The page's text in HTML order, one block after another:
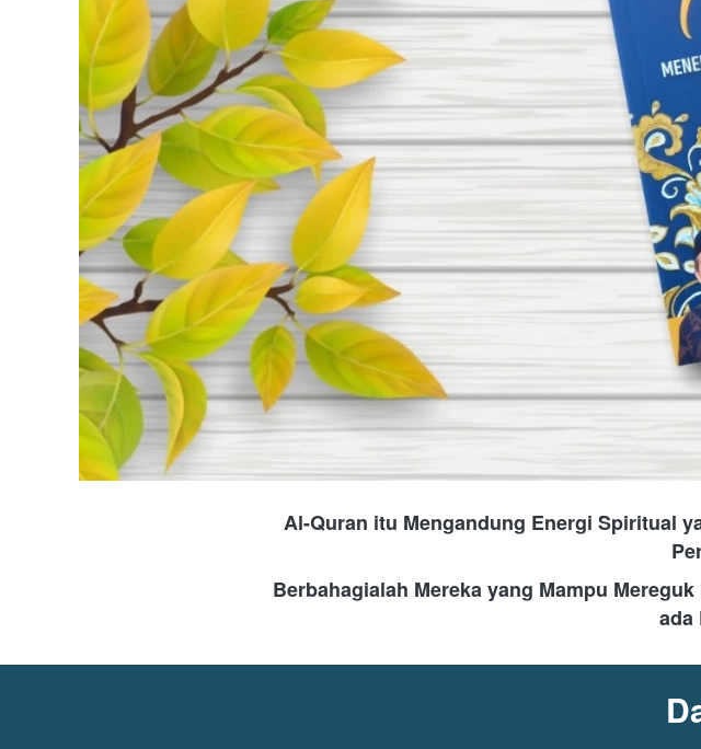
Al-Quran itu Mengandung Energi Spiritual
Berbahagialah Mereka yang Mampu
ada